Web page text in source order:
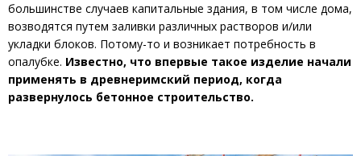
большинстве случаев капитальные здания, в том числе дома,
возводятся путем заливки различных растворов и/или
укладки блоков. Потому-то и возникает потребность в
опалубке. Известно, что впервые такое изделие начали
применять в древнеримский период, когда
развернулось бетонное строительство.